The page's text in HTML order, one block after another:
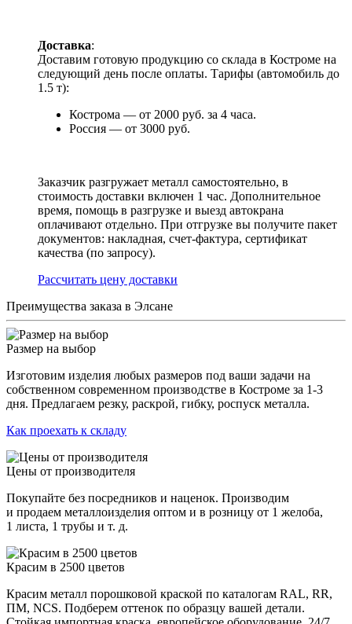
Доставка:
Доставим готовую продукцию со склада в Костроме на
следующий день после оплаты. Тарифы (автомобиль до
1.5 т):
Кострома — от 2000 руб. за 4 часа.
Россия — от 3000 руб.
Заказчик разгружает металл самостоятельно, в
стоимость доставки включен 1 час. Дополнительное
время, помощь в разгрузке и выезд автокрана
оплачивают отдельно. При отгрузке вы получите пакет
документов: накладная, счет-фактура, сертификат
качества (по запросу).
Раcсчитать цену доставки
Преимущества заказа в Элсане
Размер на выбор
Изготовим изделия любых размеров под ваши задачи на
собственном современном производстве в Костроме за 1-3
дня. Предлагаем резку, раскрой, гибку, роспуск металла.
Как проехать к складу
Цены от производителя
Покупайте без посредников и наценок. Производим
и продаем металлоизделия оптом и в розницу от 1 желоба,
1 листа, 1 трубы и т. д.
Красим в 2500 цветов
Красим металл порошковой краской по каталогам RAL, RR,
ПМ, NCS. Подберем оттенок по образцу вашей детали.